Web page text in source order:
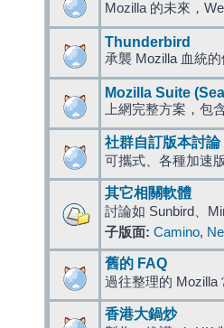
Mozilla 的未來，
Thunderbird
承襲 Mozilla 血統
Mozilla Suite
上網完整方案，包
社群自訂版本討論
可攜式、各種加速
其它相關軟體
討論如 Sunbird、
子版面: Camino,
舊的 FAQ
過往整理的 Mozilla
香港大鍋炒